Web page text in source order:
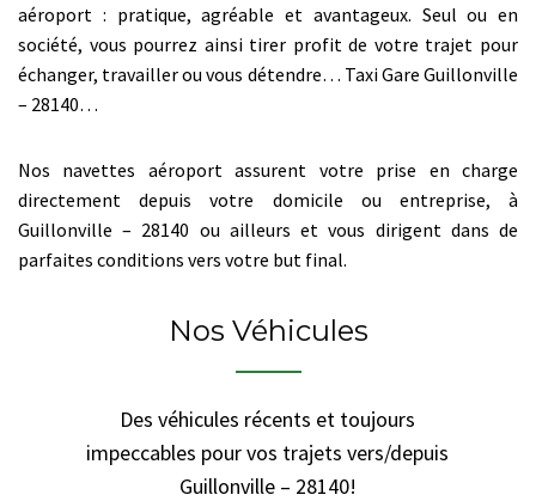
aéroport : pratique, agréable et avantageux. Seul ou en
société, vous pourrez ainsi tirer profit de votre trajet pour
échanger, travailler ou vous détendre… Taxi Gare Guillonville
– 28140…
Nos navettes aéroport assurent votre prise en charge
directement depuis votre domicile ou entreprise, à
Guillonville – 28140 ou ailleurs et vous dirigent dans de
parfaites conditions vers votre but final.
Nos Véhicules
Des véhicules récents et toujours
impeccables pour vos trajets vers/depuis
Guillonville – 28140!